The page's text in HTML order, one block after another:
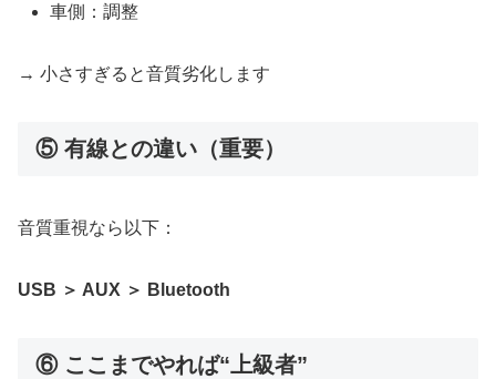
車側：調整
→ 小さすぎると音質劣化します
⑤ 有線との違い（重要）
音質重視なら以下：
USB ＞ AUX ＞ Bluetooth
⑥ ここまでやれば“上級者”